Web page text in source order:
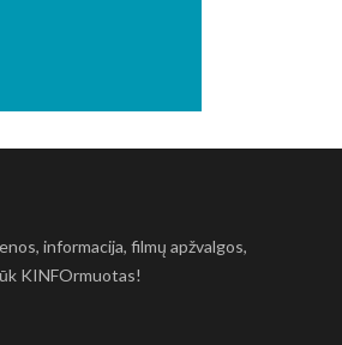
informacija, filmų apžvalgos,
KINFOrmuotas!